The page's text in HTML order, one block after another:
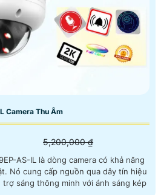
Camera Thu Âm
5,200,000 ₫
AS-IL là dòng camera có khả năng
sáng thông minh với ánh sáng kép